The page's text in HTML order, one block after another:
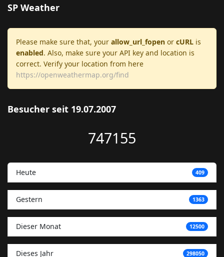
SP Weather
Please make sure that, your allow_url_fopen or cURL is
enabled. Also, make sure your API key and location is
correct. Verify your location from here
https://openweathermap.org/find
Besucher seit 19.07.2007
747155
Heute 409
Gestern 1363
Dieser Monat 12500
Dieses Jahr 298050